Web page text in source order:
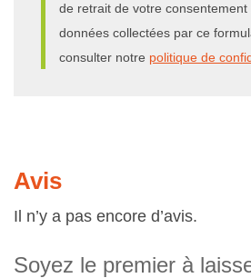
de retrait de votre consentement
données collectées par ce
consulter notre politique de
Avis
Il n’y a pas encore d’avis.
Soyez le premier à